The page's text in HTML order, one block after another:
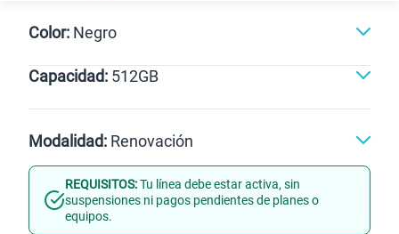
Color: Negro
Negro
Capacidad: 512GB
512GB
Modalidad: Renovación
Línea Nueva Portabilidad
REQUISITOS:Tu línea debe estar activa, sin
suspensiones ni pagos pendientes de planes o
equipos.